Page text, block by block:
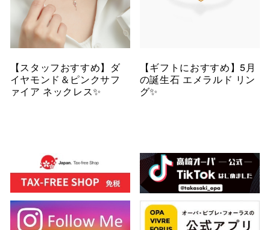
【スタッフおすすめ】ダ
イヤモンド＆ピンクサフ
ァイア ネックレス✨
【ギフトにおすすめ】5月
の誕生石 エメラルド リン
グ✨